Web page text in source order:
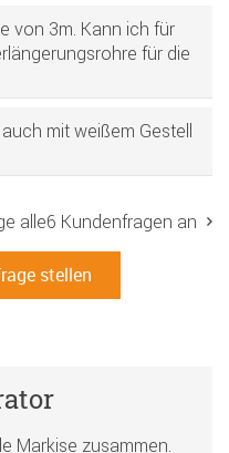
von 3m. Kann ich für
für die
mit weißem Gestell
alle6 Kundenfragen an
stellen
Markise zusammen.